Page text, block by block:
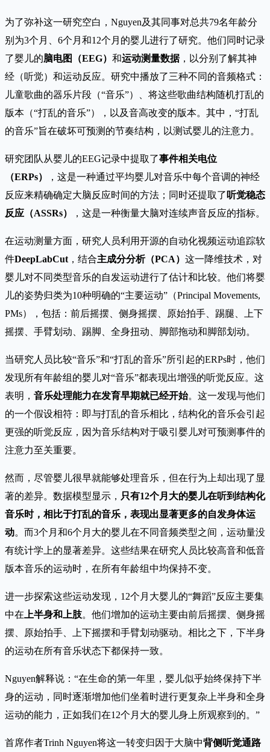
为了弥补这一研究空白，Nguyen及其同事对总共79名年龄分
别为3个月、6个月和12个月的婴儿进行了研究。他们同时记录
了婴儿的脑电图（EEG） 和运动测量数据，以分别了解其神
经（听觉）和运动反应。研究中播放了三种不同的音频格式：
儿童歌曲的器乐片段（“音乐”）、将这些歌曲结构随机打乱的
版本（“打乱的音乐”），以及音高改变的版本。其中，“打乱
的音乐”旨在破坏可预测的节奏结构，以测试婴儿的注意力。
研究团队从婴儿的EEG记录中提取了事件相关电位
（ERPs）
，这是一种通过平均婴儿对音乐中每个音调的神经
反应来精确确定大脑反应时间的方法；同时还提取了 听觉稳态
反应（ASSRs）
，这是一种衡量大脑对连续声音反应的指标。
在运动测量方面，研究人员利用开源的自动化视频运动追踪软
件DeepLabCut ，结合主成分分析（PCA） 这一降维技术，对
婴儿对不同类型音乐的自发运动进行了估计和比较。他们将婴
儿的姿势归类为10种明确的“主要运动”（Principal Movements,
PMs），包括：前后摇摆、侧身摇摆、原始拍手、踢腿、上下
摇摆、手臂划动、踢脚、全身扭动、脚部拖动和脚部划动。
当研究人员比较“音乐”和“打乱的音乐”所引起的ERPs时，他们
发现所有年龄组的婴儿对“音乐”都表现出增强的听觉反应。这
表明， 音乐处理能力在发育早期就已经开始。这一发现与他们
的一个假设相符：即与打乱的音乐相比，结构化的音乐会引起
更强的听觉反应，因为音乐结构对于吸引婴儿对可预测事件的
注意力至关重要。
然而，尽管婴儿很早就能够处理音乐，但在行为上却出现了显
著的差异。数据模型显示， 只有12个月大的婴儿在听到结构化
音乐时，相比于打乱的音乐，表现出显著更多的自发身体运
动。而3个月和6个月大的婴儿在不同音频类型之间，运动量没
有统计学上的显著差异。这些结果在研究人员比较高音和低音
版本音乐的运动时，在所有年龄组中均保持不变。
进一步探索这些运动发现，12个月大婴儿的“舞蹈”反应主要集
中在 上半身和上肢。他们增加的运动主要由前后摇摆、侧身摇
摆、原始拍手、上下摇摆和手臂划动驱动。相比之下，下半身
的运动在所有音乐状态下都保持一致。
Nguyen解释说：“在生命的第一年里，婴儿似乎始终保持下半
身的运动，同时逐渐增加他们坐着时进行更复杂上半身和全身
运动的能力，正如我们在12个月大的婴儿身上所观察到的。”
首席作者Trinh Nguyen将这一转变归因于大脑中背侧听觉通路